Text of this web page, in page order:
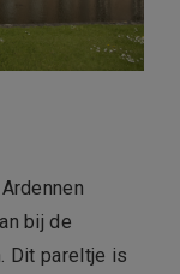
bij de
Dit pareltje is